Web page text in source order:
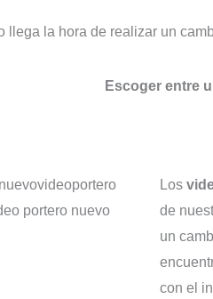
llega la hora de realizar un
Escoger entre
portero nuevo
Los
de
un
con el